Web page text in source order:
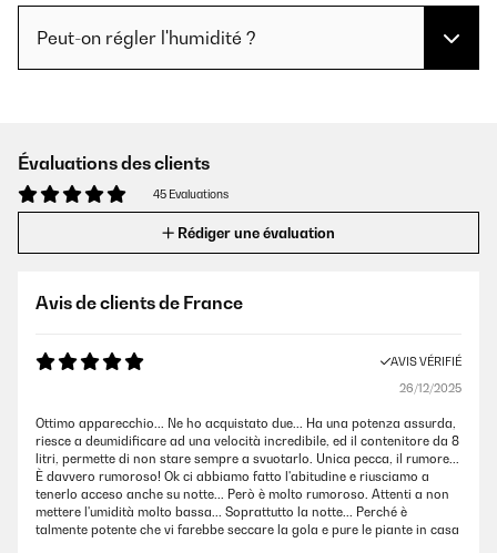
Peut-on régler l'humidité ?
Évaluations des clients
45 Evaluations
Rédiger une évaluation
Avis de clients de France
AVIS VÉRIFIÉ
26/12/2025
Ottimo apparecchio... Ne ho acquistato due... Ha una potenza assurda,
riesce a deumidificare ad una velocità incredibile, ed il contenitore da 8
litri, permette di non stare sempre a svuotarlo. Unica pecca, il rumore...
È davvero rumoroso! Ok ci abbiamo fatto l'abitudine e riusciamo a
tenerlo acceso anche su notte... Però è molto rumoroso. Attenti a non
mettere l'umidità molto bassa... Soprattutto la notte... Perché è
talmente potente che vi farebbe seccare la gola e pure le piante in casa